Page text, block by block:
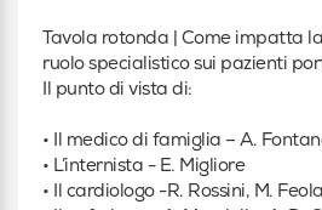
Tavola rotonda | Come impatta
ruolo specialistico sui pazienti
Il punto di vista di:
• Il medico di famiglia – A.
• L’internista - E. Migliore
• Il cardiologo -R. Rossini, M. Feola